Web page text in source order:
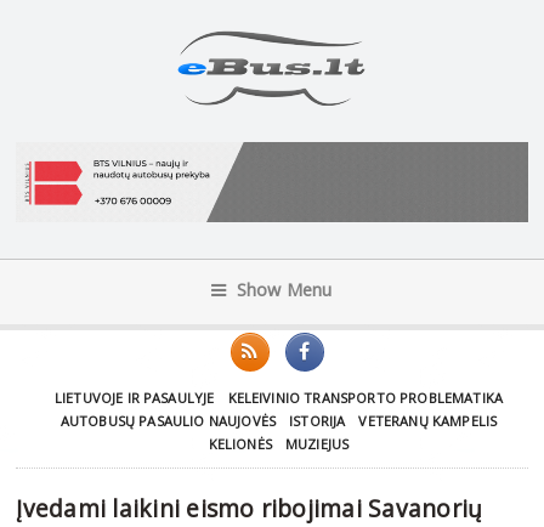
Show Menu
LIETUVOJE IR PASAULYJE
KELEIVINIO TRANSPORTO PROBLEMATIKA
AUTOBUSŲ PASAULIO NAUJOVĖS
ISTORIJA
VETERANŲ KAMPELIS
KELIONĖS
MUZIEJUS
Įvedami laikini eismo ribojimai Savanorių